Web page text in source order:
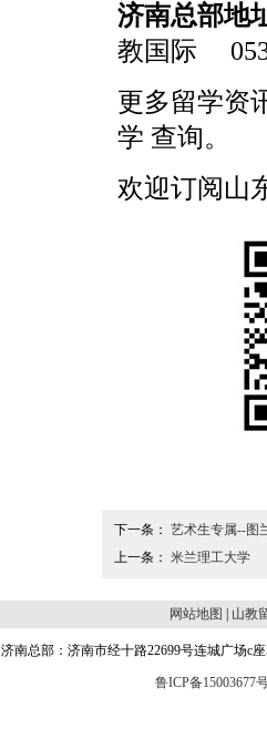
济南总部地
教国际
更多留学资
学 查询。
欢迎订阅山
下一条： 艺术生专属--图
上一条： 米兰理工大学
网站地图 山教
济南总部：济南市经十路22699号连城广场c
鲁ICP备15003677